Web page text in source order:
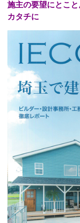
施主の要望にとこ
カタチに